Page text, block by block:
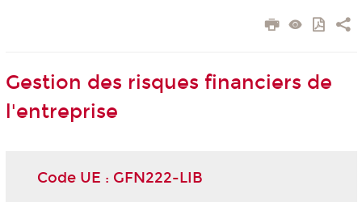
Gestion des risques financiers de
l'entreprise
Code UE : GFN222-LIB